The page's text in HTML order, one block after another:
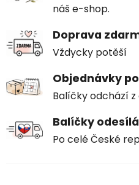
náš e-shop.
Doprava
Vždycky potěší
Objednávky
Balíčky odchází
Balíčky
Po celé České